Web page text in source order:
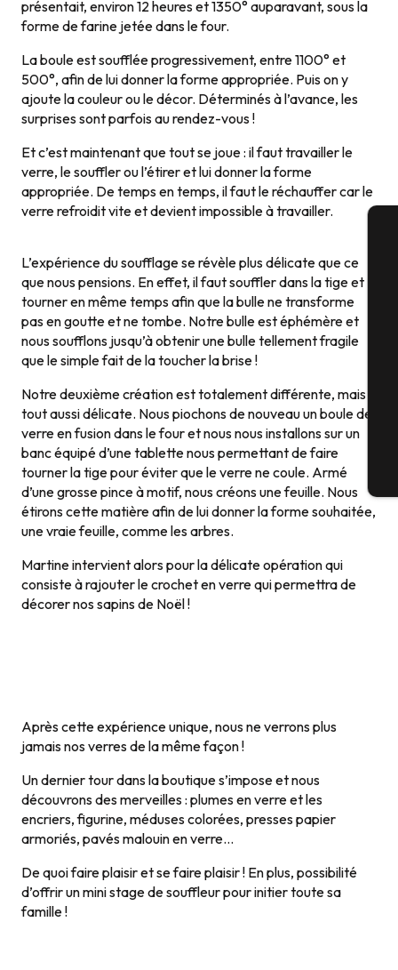
présentait, environ 12 heures et 1350° auparavant, sous la
forme de farine jetée dans le four.
La boule est soufflée progressivement, entre 1100° et
500°, afin de lui donner la forme appropriée. Puis on y
ajoute la couleur ou le décor. Déterminés à l’avance, les
surprises sont parfois au rendez-vous !
Et c’est maintenant que tout se joue : il faut travailler le
verre, le souffler ou l’étirer et lui donner la forme
appropriée. De temps en temps, il faut le réchauffer car le
verre refroidit vite et devient impossible à travailler.
L’expérience du soufflage se révèle plus délicate que ce
que nous pensions. En effet, il faut souffler dans la tige et
tourner en même temps afin que la bulle ne transforme
pas en goutte et ne tombe. Notre bulle est éphémère et
nous soufflons jusqu’à obtenir une bulle tellement fragile
que le simple fait de la toucher la brise !
Notre deuxième création est totalement différente, mais
tout aussi délicate. Nous piochons de nouveau un boule de
verre en fusion dans le four et nous nous installons sur un
banc équipé d’une tablette nous permettant de faire
tourner la tige pour éviter que le verre ne coule. Armé
d’une grosse pince à motif, nous créons une feuille. Nous
étirons cette matière afin de lui donner la forme souhaitée,
une vraie feuille, comme les arbres.
Martine intervient alors pour la délicate opération qui
consiste à rajouter le crochet en verre qui permettra de
décorer nos sapins de Noël !
Après cette expérience unique, nous ne verrons plus
jamais nos verres de la même façon !
Un dernier tour dans la boutique s’impose et nous
découvrons des merveilles : plumes en verre et les
encriers, figurine, méduses colorées, presses papier
armoriés, pavés malouin en verre…
De quoi faire plaisir et se faire plaisir ! En plus, possibilité
d’offrir un mini stage de souffleur pour initier toute sa
famille !